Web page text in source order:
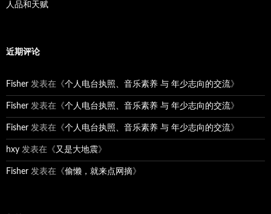
人品和天赋
近期评论
Fisher 发表在《个人电台执照、音乐素养 与 年少志向的交流》
Fisher 发表在《个人电台执照、音乐素养 与 年少志向的交流》
Fisher 发表在《个人电台执照、音乐素养 与 年少志向的交流》
hxy 发表在《 又是大地震》
Fisher 发表在《偷懒，就来点网摘》